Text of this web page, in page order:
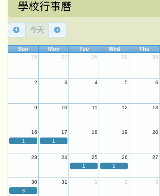
學校行事曆
今天
Sun Mon Tue Wed Thu
26 27 28 29 30
2 3 4 5 6
9 10 11 12 13
16 17 18 19 20
1
1
23 24 25 26 27
1
1
30 31 1 2 3
3